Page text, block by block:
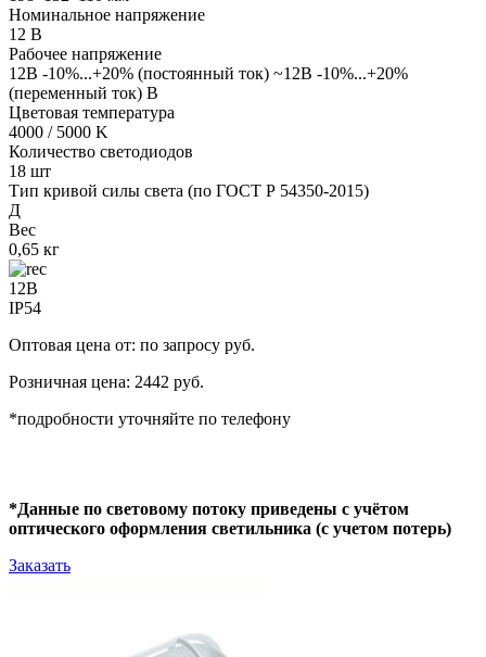
Номинальное напряжение
12 В
Рабочее напряжение
12В -10%...+20% (постоянный ток) ~12В -10%...+20%
(переменный ток) В
Цветовая температура
4000 / 5000 K
Количество светодиодов
18 шт
Тип кривой силы света (по ГОСТ Р 54350-2015)
Д
Вес
0,65 кг
12В
IP54
Оптовая цена от: по запросу руб.
Розничная цена: 2442 руб.
*подробности уточняйте по телефону
*Данные по световому потоку приведены с учётом
оптического оформления светильника (с учетом потерь)
Заказать